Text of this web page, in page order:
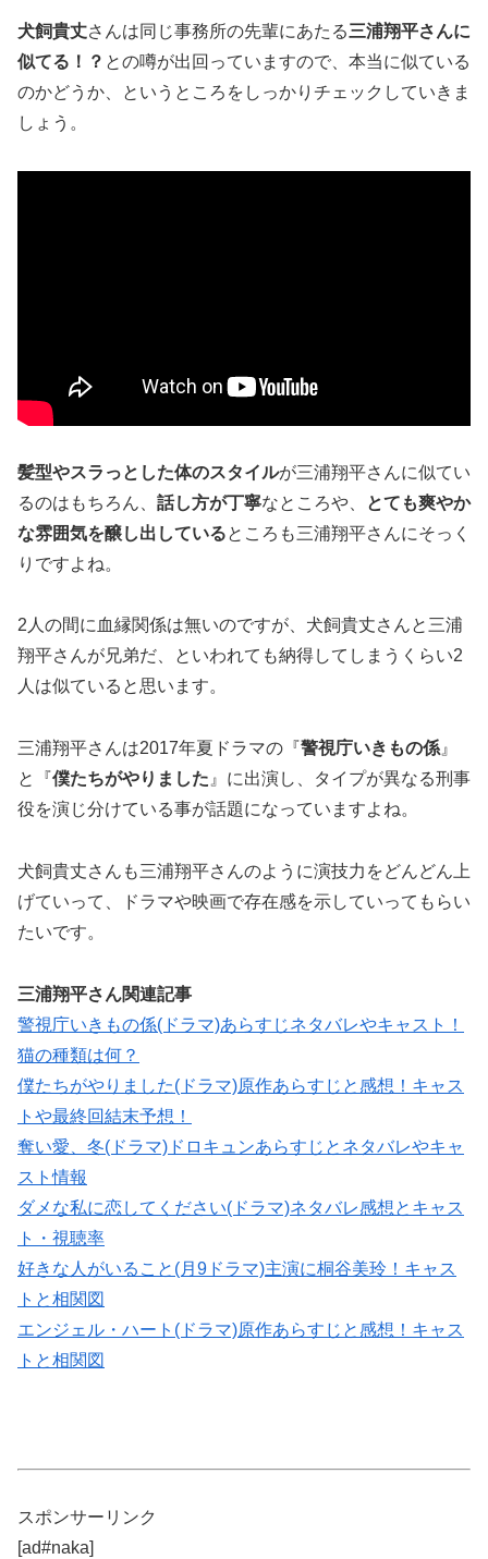
犬飼貴丈さんは同じ事務所の先輩にあたる三浦翔平さんに
似てる！？ との噂が出回っていますので、本当に似ている
のかどうか、というところをしっかりチェックしていきま
しょう。
髪型やスラっとした体のスタイルが三浦翔平さんに似てい
るのはもちろん、 話し方が丁寧なところや、
とても爽やか
な雰囲気を醸し出しているところも三浦翔平さんにそっく
りですよね。
2人の間に血縁関係は無いのですが、犬飼貴丈さんと三浦
翔平さんが兄弟だ、といわれても納得してしまうくらい2
人は似ていると思います。
三浦翔平さんは2017年夏ドラマの『警視庁いきもの係 』
と『僕たちがやりました 』に出演し、タイプが異なる刑事
役を演じ分けている事が話題になっていますよね。
犬飼貴丈さんも三浦翔平さんのように演技力をどんどん上
げていって、ドラマや映画で存在感を示していってもらい
たいです。
三浦翔平さん関連記事
警視庁いきもの係(ドラマ)あらすじネタバレやキャスト！
猫の種類は何？
僕たちがやりました(ドラマ)原作あらすじと感想！キャス
トや最終回結末予想！
奪い愛、冬(ドラマ)ドロキュンあらすじとネタバレやキャ
スト情報
ダメな私に恋してください(ドラマ)ネタバレ感想とキャス
ト・視聴率
好きな人がいること(月9ドラマ)主演に桐谷美玲！キャス
トと相関図
エンジェル・ハート(ドラマ)原作あらすじと感想！キャス
トと相関図
スポンサーリンク
[ad#naka]